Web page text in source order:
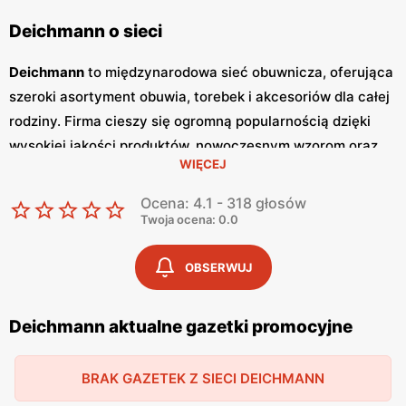
Deichmann o sieci
Deichmann to międzynarodowa sieć obuwnicza, oferująca
szeroki asortyment obuwia, torebek i akcesoriów dla całej
rodziny. Firma cieszy się ogromną popularnością dzięki
wysokiej jakości produktów, nowoczesnym wzorom oraz
niskim cenom. Klienci cenią sobie również
, które umożliwiają zakupy w wyjątkowo
korzystnych warunkach. SiećDeichmann
gazetki promocyjne, w których prezentowane są
najnowsze kolekcje, wyprzedaże oraz specjalne oferty.
te są dostępne zarówno w sklepach
stacjonarnych, jak i online, co pozwala klientom na
promocje
i planować zakupy.
dostarczając świeżych informacji o nowościach i
WIĘCEJ
Ocena: 4.1 - 318 głosów
Twoja ocena: 0.0
OBSERWUJ
Deichmann aktualne gazetki promocyjne
BRAK GAZETEK Z SIECI DEICHMANN